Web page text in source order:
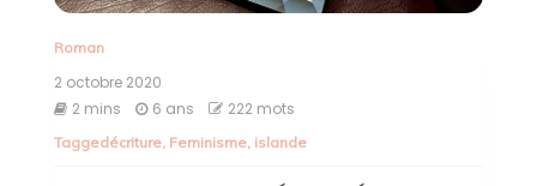
Roman
2 octobre 2020
2 mins
6 ans 222 mots
Taggedécriture, Feminisme, islande